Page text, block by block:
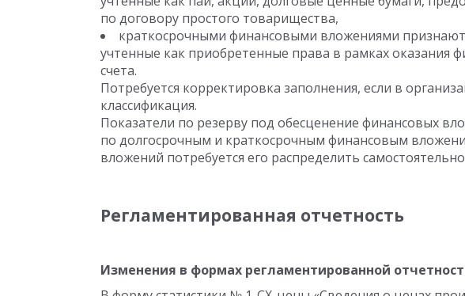
по договору простого товарищества,
краткосрочными финансовыми вложениями
учтенные как приобретенные права в рамках оказания
счета.
Потребуется корректировка заполнения, если в
классификация.
Показатели по резерву под обесценение финансовых
по долгосрочным и краткосрочным финансовым
вложений потребуется его распределить
Регламентированная отчетность
Изменения в формах регламентированной